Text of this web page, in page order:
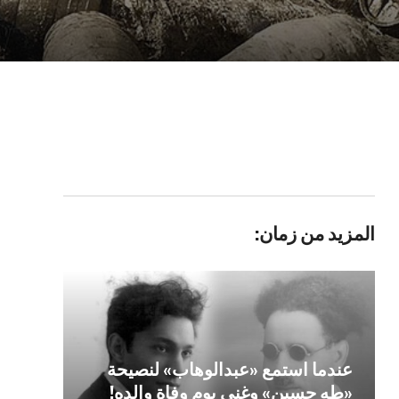
المزيد من زمان:
عندما استمع «عبدالوهاب» لنصيحة
«طه حسين» وغنى يوم وفاة والده!